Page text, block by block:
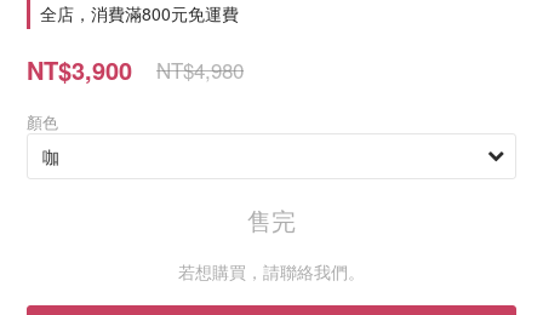
全店，消費滿800元免運費
NT$3,900 NT$4,980
顏色
售完
若想購買，請聯絡我們。